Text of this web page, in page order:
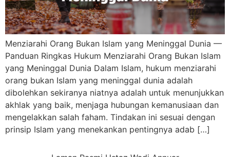
Menziarahi Orang Bukan Islam yang Meninggal Dunia —
Panduan Ringkas Hukum Menziarahi Orang Bukan Islam
yang Meninggal Dunia Dalam Islam, hukum menziarahi
orang bukan Islam yang meninggal dunia adalah
dibolehkan sekiranya niatnya adalah untuk menunjukkan
akhlak yang baik, menjaga hubungan kemanusiaan dan
mengelakkan salah faham. Tindakan ini sesuai dengan
prinsip Islam yang menekankan pentingnya adab […]